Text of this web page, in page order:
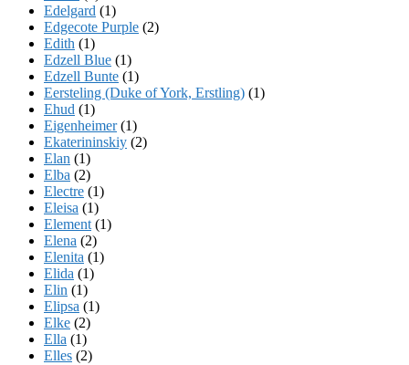
Edelgard (1)
Edgecote Purple (2)
Edith (1)
Edzell Blue (1)
Edzell Bunte (1)
Eersteling (Duke of York, Erstling) (1)
Ehud (1)
Eigenheimer(1)
Ekaterininskiy (2)
Elan (1)
Elba (2)
Electre (1)
Eleisa (1)
Element (1)
Elena (2)
Elenita (1)
Elida (1)
Elin (1)
Elipsa (1)
Elke (2)
Ella (1)
Elles (2)